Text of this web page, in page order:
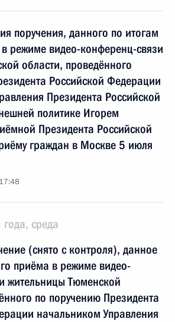
поручения, данного по итогам
режиме видео-конференц-связи
области, проведённого
Российской Федерации
Президента Российской
политике Игорем
Президента Российской
граждан в Москве 5 июля
среда
(снято с контроля), данное
приёма в режиме видео-
жительницы Тюменской
по поручению Президента
начальником Управления